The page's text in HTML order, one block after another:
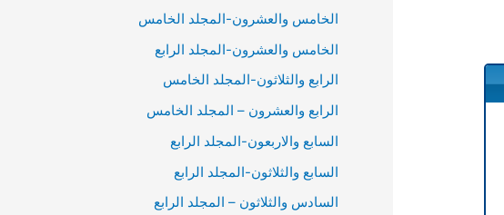
الخامس والعشرون-المجلد الخامس
الخامس والعشرون-المجلد الرابع
الرابع والثلاثون-المجلد الخامس
الرابع والعشرون – المجلد الخامس
السابع والاربعون-المجلد الرابع
السابع والثلاثون-المجلد الرابع
السادس والثلاثون – المجلد الرابع